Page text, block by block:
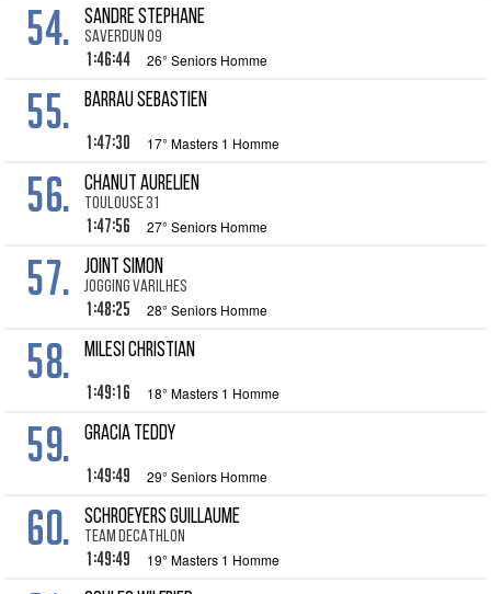
54. SANDRE Stephane
Saverdun 09
1:46:44 26° Seniors Homme
55. BARRAU Sebastien
1:47:30 17° Masters 1 Homme
56. CHANUT Aurelien
Toulouse 31
1:47:56 27° Seniors Homme
57. JOINT Simon
Jogging Varilhes
1:48:25 28° Seniors Homme
58. MILESI Christian
1:49:16 18° Masters 1 Homme
59. GRACIA Teddy
1:49:49 29° Seniors Homme
60. SCHROEYERS Guillaume
TEAM DECATHLON
1:49:49 19° Masters 1 Homme